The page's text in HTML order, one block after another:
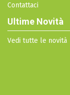
Contattaci
Ultime Novità
Vedi tutte le novità